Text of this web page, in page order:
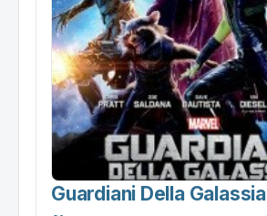
Guardiani Della Galassia